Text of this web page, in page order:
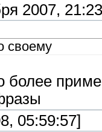
2007,
своему
более
05:59:57]